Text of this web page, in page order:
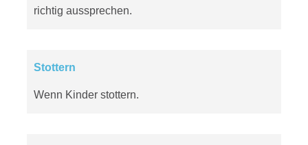
richtig aussprechen.
Stottern
Wenn Kinder stottern.